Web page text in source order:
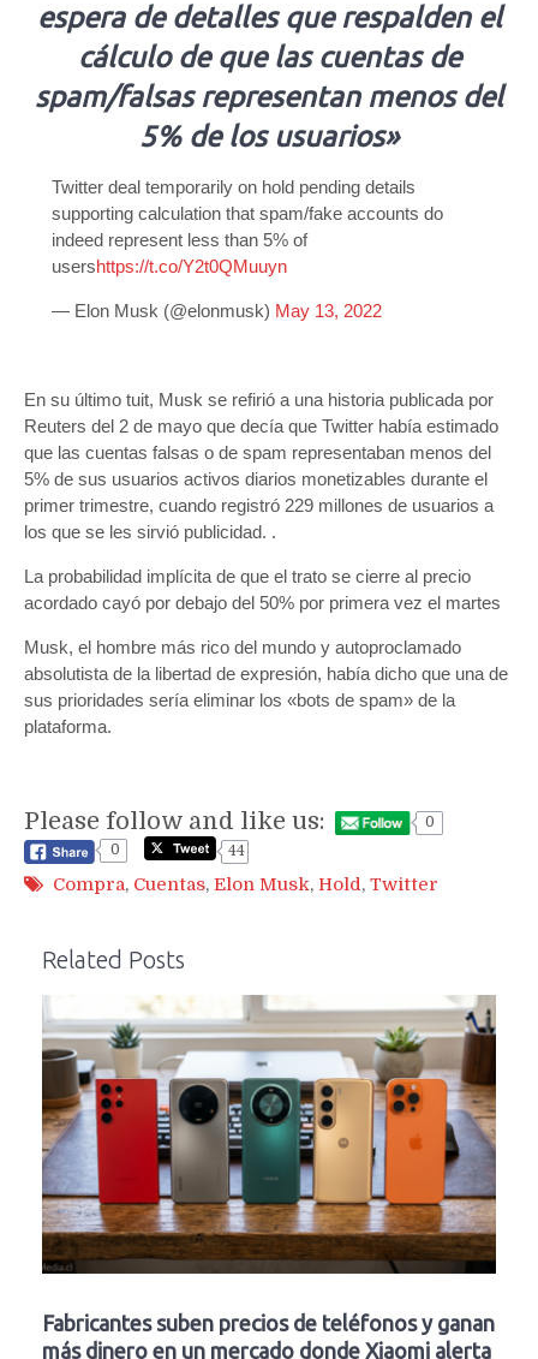
espera de detalles que respalden el
cálculo de que las cuentas de
spam/falsas representan menos del
5% de los usuarios»
Twitter deal temporarily on hold pending details
supporting calculation that spam/fake accounts do
indeed represent less than 5% of
usershttps://t.co/Y2t0QMuuyn
— Elon Musk (@elonmusk) May 13, 2022
En su último tuit, Musk se refirió a una historia publicada por
Reuters del 2 de mayo que decía que Twitter había estimado
que las cuentas falsas o de spam representaban menos del
5% de sus usuarios activos diarios monetizables durante el
primer trimestre, cuando registró 229 millones de usuarios a
los que se les sirvió publicidad. .
La probabilidad implícita de que el trato se cierre al precio
acordado cayó por debajo del 50% por primera vez el martes
Musk, el hombre más rico del mundo y autoproclamado
absolutista de la libertad de expresión, había dicho que una de
sus prioridades sería eliminar los «bots de spam» de la
plataforma.
Please follow and like us:
0
0
44
Compra, Cuentas, Elon Musk, Hold, Twitter
Related Posts
Fabricantes suben precios de teléfonos y ganan
más dinero en un mercado donde Xiaomi alerta